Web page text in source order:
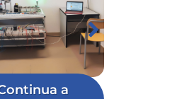
a